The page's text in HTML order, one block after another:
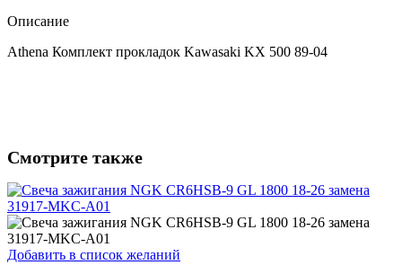
Описание
Athena Комплект прокладок Kawasaki KX 500 89-04
Смотрите также
Добавить в список желаний